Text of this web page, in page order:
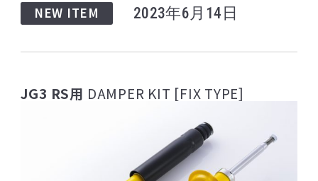
NEW ITEM 2023年6月14日
JG3 RS用 DAMPER KIT [FIX TYPE]